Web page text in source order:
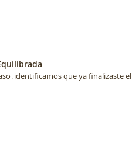
,identificamos que ya finalizaste el